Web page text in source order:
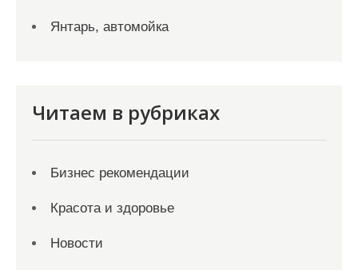
Янтарь, автомойка
Читаем в рубриках
Бизнес рекомендации
Красота и здоровье
Новости